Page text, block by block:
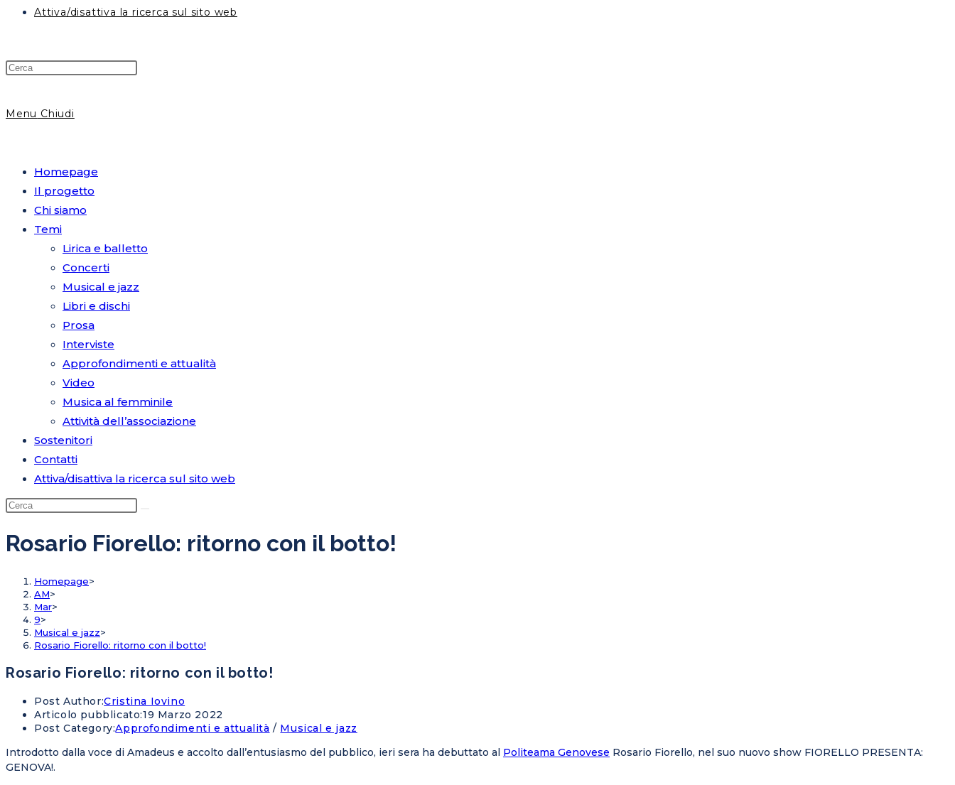
Attiva/disattiva la ricerca sul sito web
Menu Chiudi
Homepage
Il progetto
Chi siamo
Temi
Lirica e balletto
Concerti
Musical e jazz
Libri e dischi
Prosa
Interviste
Approfondimenti e attualità
Video
Musica al femminile
Attività dell’associazione
Sostenitori
Contatti
Attiva/disattiva la ricerca sul sito web
Rosario Fiorello: ritorno con il botto!
Homepage>
AM>
Mar>
9>
Musical e jazz>
Rosario Fiorello: ritorno con il botto!
Rosario Fiorello: ritorno con il botto!
Post Author:Cristina Iovino
Articolo pubblicato:19 Marzo 2022
Post Category:Approfondimenti e attualità / Musical e jazz
Introdotto dalla voce di Amadeus e accolto dall’entusiasmo del pubblico, ieri sera ha debuttato al Politeama Genovese Rosario Fiorello, nel suo nuovo show FIORELLO PRESENTA:
GENOVA!.